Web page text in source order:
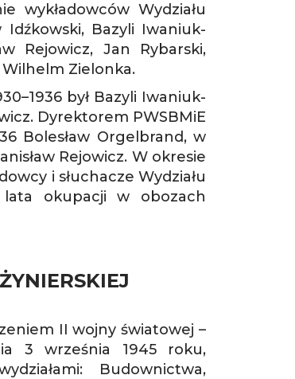
wykładowców Wydziału
Idźkowski, Bazyli Iwaniuk-
Rejowicz, Jan Rybarski,
Wilhelm Zielonka.
był Bazyli Iwaniuk-
Dyrektorem PWSBMiE
Bolesław Orgelbrand, w
Rejowicz. W okresie
i słuchacze Wydziału
lata okupacji w obozach
II wojny światowej –
3 września 1945 roku,
Budownictwa,